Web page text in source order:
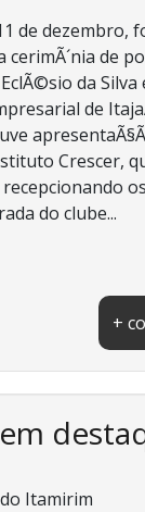
de dezembro,
cerimÃ´nia de
da Silva
de
Crescer,
do clube...
+
Itamirim